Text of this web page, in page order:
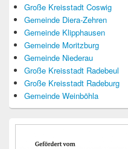
Große Kreisstadt Coswig
Gemeinde Diera-Zehren
Gemeinde Klipphausen
Gemeinde Moritzburg
Gemeinde Niederau
Große Kreisstadt Radebeul
Große Kreisstadt Radeburg
Gemeinde Weinböhla